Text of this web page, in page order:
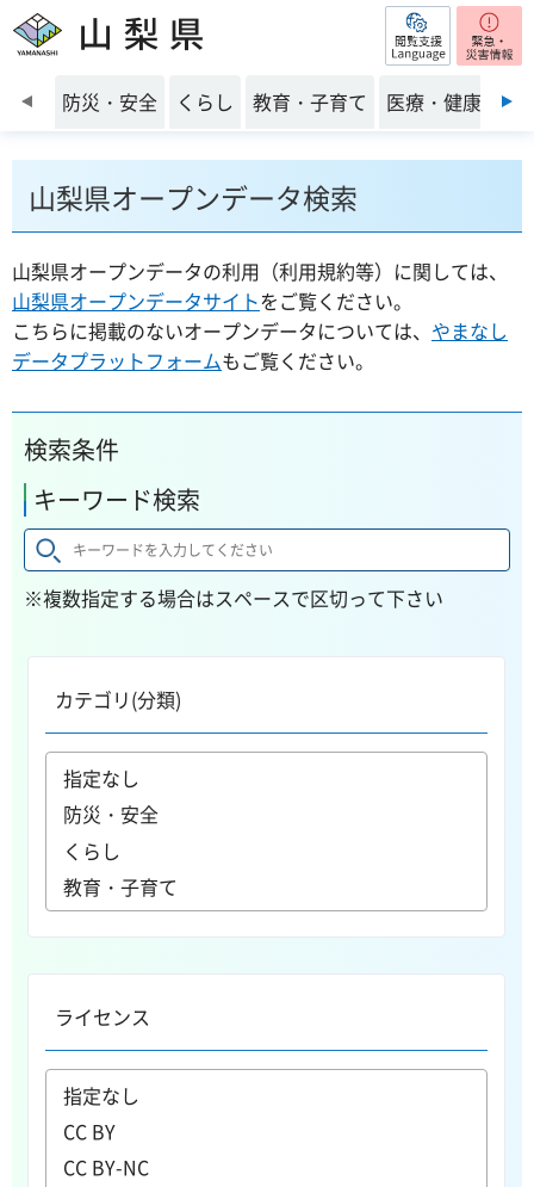
山梨県 閲覧支援
前のスライドを表示
防災・安全 くらし 教育・子育て 医療・健康・福
山梨県オープンデータ検索
山梨県オープンデータの利用（利用規約等）に関しては、
山梨県オープンデータサイトをご覧ください。
こちらに掲載のないオープンデータについては、 やまなし
データプラットフォームもご覧ください。
検索条件
キーワード検索
※複数指定する場合はスペースで区切って下さい
カテゴリ(分類)
ライセンス